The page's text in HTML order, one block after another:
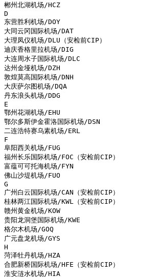
郴州北湖机场/HCZ
D
东营胜利机场/DOY
大同云冈国际机场/DAT
大理凤仪机场/DLU（安检前CIP）
迪庆香格里拉机场/DIG
大连周水子国际机场/DLC
达州金垭机场/DZH
敦煌莫高国际机场/DNH
大庆萨尔图机场/DQA
丹东浪头机场/DDG
E
鄂州花湖机场/EHU
鄂尔多斯伊金霍洛国际机场/DSN
二连浩特赛乌素机场/ERL
F
阜阳西关机场/FUG
福州长乐国际机场/FOC（安检前CIP）
富蕴可可托海机场/FYN
佛山沙堤机场/FUO
G
广州白云国际机场/CAN（安检前CIP）
桂林两江国际机场/KWL（安检前CIP）
赣州黄金机场/KOW
贵阳龙洞堡国际机场/KWE
格尔木机场/GOQ
广元盘龙机场/GYS
H
菏泽牡丹机场/HZA
合肥新桥国际机场/HFE（安检前CIP）
淮安涟水机场/HIA